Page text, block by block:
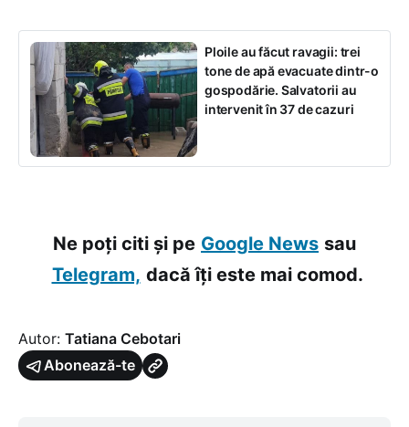
Ploile au făcut ravagii: trei
tone de apă evacuate dintr-o
gospodărie. Salvatorii au
intervenit în 37 de cazuri
Ne poți citi și pe Google News sau
Telegram, dacă îți este mai comod.
Autor: Tatiana Cebotari
Abonează-te